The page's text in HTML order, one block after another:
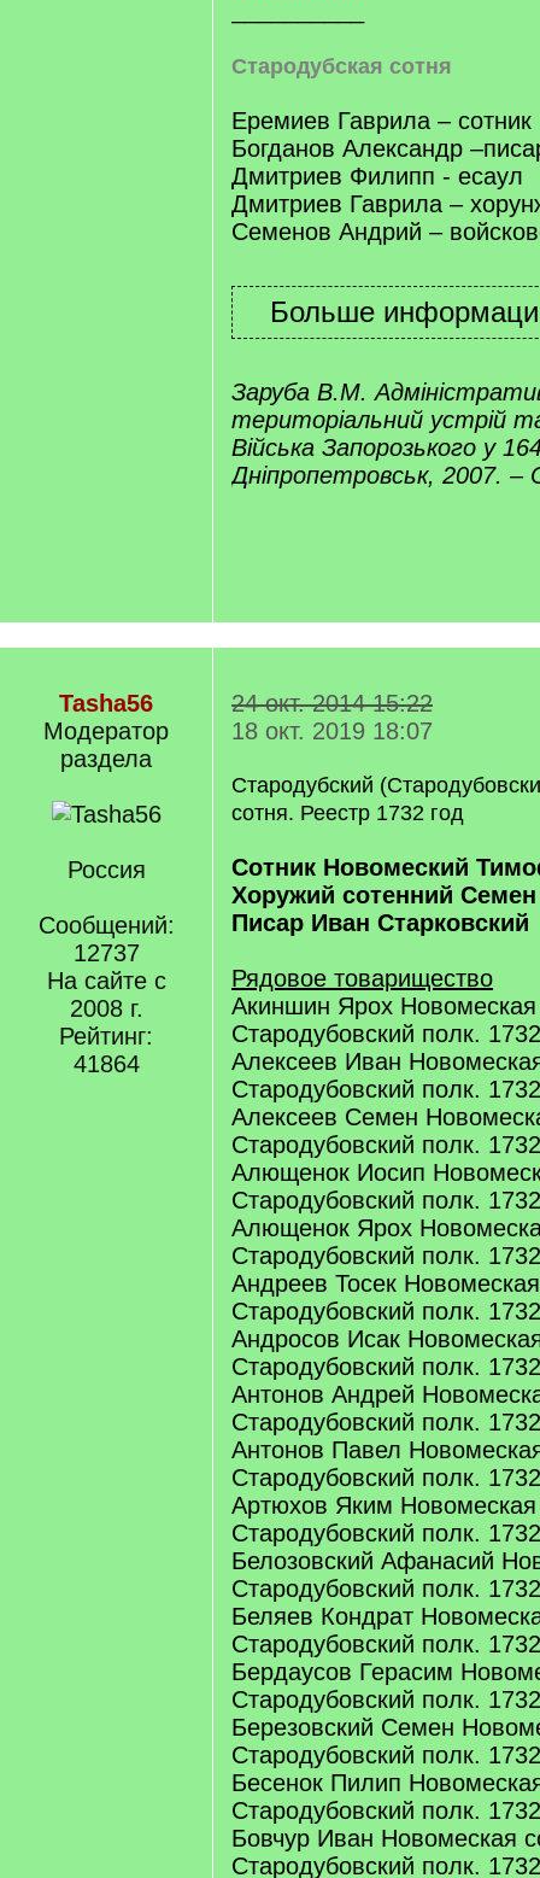
Стародубская сотня
Еремиев Гаврила – сотник
Богданов Александр
Дмитриев Филипп - есаул
Дмитриев Гаврила –
Семенов Андрий –
Заруба В.М.
територіальний устрій
Війська Запорозького у
Дніпропетровськ, 2007. –
Tasha56
Модератор
раздела
Россия
Сообщений:
12737
На сайте с
2008 г.
Рейтинг:
41864
24 окт. 2014 15:22
18 окт. 2019 18:07
Стародубский
сотня. Реестр 1732 год
Сотник Новомеский
Хоружий сотенний
Писар Иван Старковский
Рядовое товарищество
Акиншин Ярох Новомеская
Стародубовский полк.
Алексеев Иван
Стародубовский полк.
Алексеев Семен
Стародубовский полк.
Алющенок Иосип
Стародубовский полк.
Алющенок Ярох
Стародубовский полк.
Андреев Тосек
Стародубовский полк.
Андросов Исак
Стародубовский полк.
Антонов Андрей
Стародубовский полк.
Антонов Павел
Стародубовский полк.
Артюхов Яким Новомеская
Стародубовский полк.
Белозовский Афанасий
Стародубовский полк.
Беляев Кондрат
Стародубовский полк.
Бердаусов Герасим
Стародубовский полк.
Березовский Семен
Стародубовский полк.
Бесенок Пилип
Стародубовский полк.
Бовчур Иван Новомеская
Стародубовский полк.